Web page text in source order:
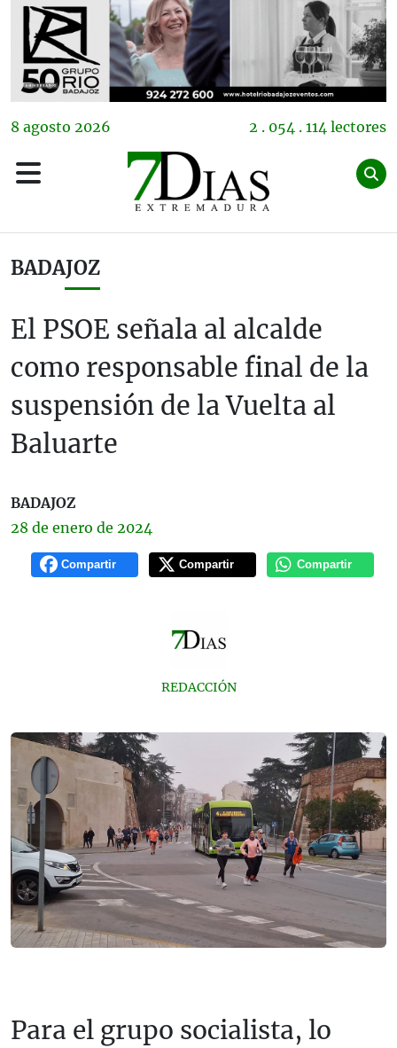
8 agosto 2026 2 . 054 . 114 lectores
BADAJOZ
El PSOE señala al alcalde
como responsable final de la
suspensión de la Vuelta al
Baluarte
BADAJOZ
28 de enero de 2024
Compartir Compartir Compartir
REDACCIÓN
Para el grupo socialista, lo